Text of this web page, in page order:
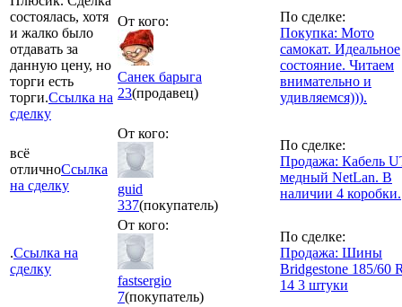
состоялась, хотя
и жалко было
отдавать за
данную цену, но
торги есть
торги.Ссылка на
сделку
От кого:
Санек барыга
23(продавец)
По сделке:
Покупка: Мото
самокат. Идеальное
состояние. Читаем
внимательно и
удивляемся))).
всё
отличноСсылка
на сделку
От кого:
guid
337(покупатель)
По сделке:
Продажа: Кабель
медный NetLan. В
наличии 4 коробки.
.Ссылка на
сделку
От кого:
fastsergio
7(покупатель)
По сделке:
Продажа: Шины
Bridgestone 185/60
14 3 штуки